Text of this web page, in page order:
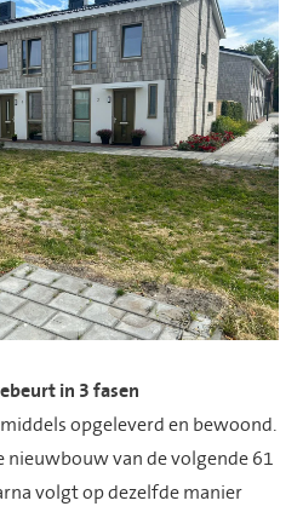
in 3 fasen
opgeleverd en bewoond.
nieuwbouw van de volgende 61
volgt op dezelfde manier